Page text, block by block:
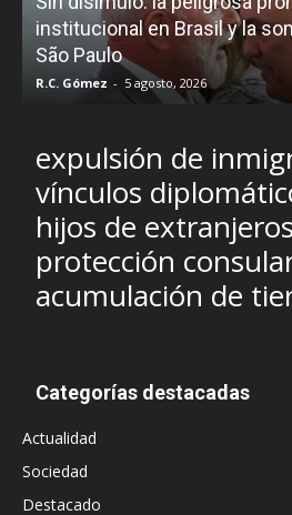
institucional en Brasil y la
São Paulo
R.C. Gómez - 5 agosto, 2026
expulsión de
vínculos
hijos de extranjeros
protección
acumulación de
Categorías destacadas
Actualidad
Sociedad
Destacado